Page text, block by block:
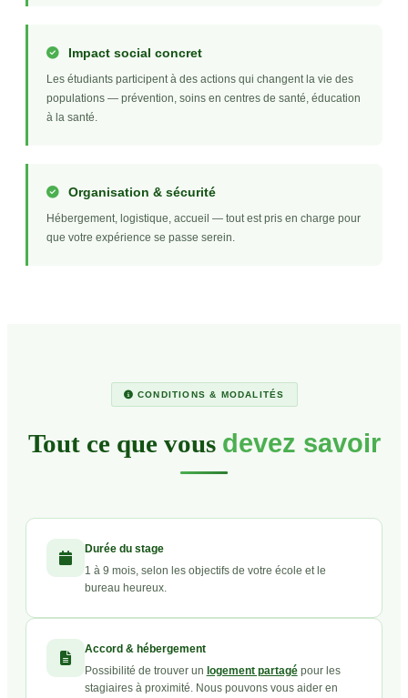
Impact social concret
Les étudiants participent à des actions qui changent la vie des
populations — prévention, soins en centres de santé, éducation
à la santé.
Organisation & sécurité
Hébergement, logistique, accueil — tout est pris en charge pour
que votre expérience se passe serein.
CONDITIONS & MODALITÉS
Tout ce que vous devez savoir
Durée du stage
1 à 9 mois, selon les objectifs de votre école et le
bureau heureux.
Accord & hébergement
Possibilité de trouver un logement partagépour les
stagiaires à proximité. Nous pouvons vous aider en